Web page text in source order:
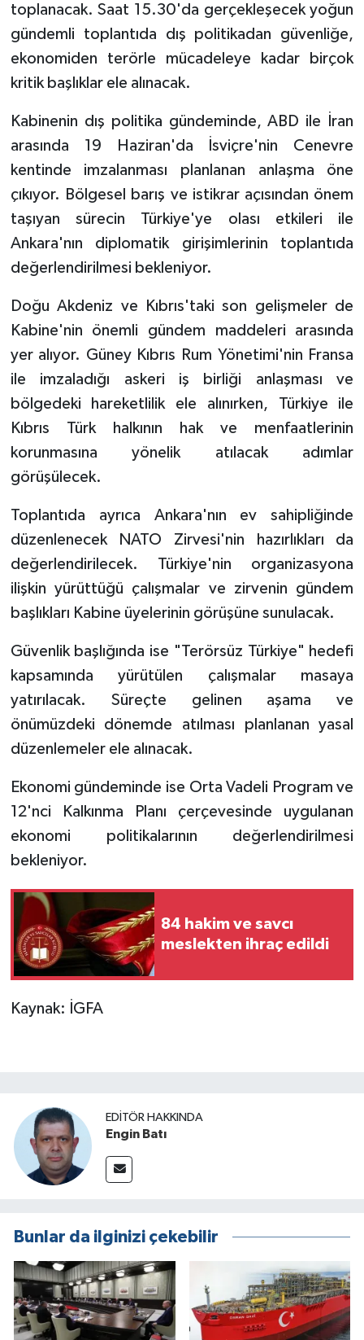
toplanacak. Saat 15.30'da gerçekleşecek yoğun
gündemli toplantıda dış politikadan güvenliğe,
ekonomiden terörle mücadeleye kadar birçok
kritik başlıklar ele alınacak.
Kabinenin dış politika gündeminde, ABD ile İran
arasında 19 Haziran'da İsviçre'nin Cenevre
kentinde imzalanması planlanan anlaşma öne
çıkıyor. Bölgesel barış ve istikrar açısından önem
taşıyan sürecin Türkiye'ye olası etkileri ile
Ankara'nın diplomatik girişimlerinin toplantıda
değerlendirilmesi bekleniyor.
Doğu Akdeniz ve Kıbrıs'taki son gelişmeler de
Kabine'nin önemli gündem maddeleri arasında
yer alıyor. Güney Kıbrıs Rum Yönetimi'nin Fransa
ile imzaladığı askeri iş birliği anlaşması ve
bölgedeki hareketlilik ele alınırken, Türkiye ile
Kıbrıs Türk halkının hak ve menfaatlerinin
korunmasına yönelik atılacak adımlar
görüşülecek.
Toplantıda ayrıca Ankara'nın ev sahipliğinde
düzenlenecek NATO Zirvesi'nin hazırlıkları da
değerlendirilecek. Türkiye'nin organizasyona
ilişkin yürüttüğü çalışmalar ve zirvenin gündem
başlıkları Kabine üyelerinin görüşüne sunulacak.
Güvenlik başlığında ise "Terörsüz Türkiye" hedefi
kapsamında yürütülen çalışmalar masaya
yatırılacak. Süreçte gelinen aşama ve
önümüzdeki dönemde atılması planlanan yasal
düzenlemeler ele alınacak.
Ekonomi gündeminde ise Orta Vadeli Program ve
12'nci Kalkınma Planı çerçevesinde uygulanan
ekonomi politikalarının değerlendirilmesi
bekleniyor.
84 hakim ve savcı
meslekten ihraç edildi
Kaynak: İGFA
EDITÖR HAKKINDA
Engin Batı
Bunlar da ilginizi çekebilir